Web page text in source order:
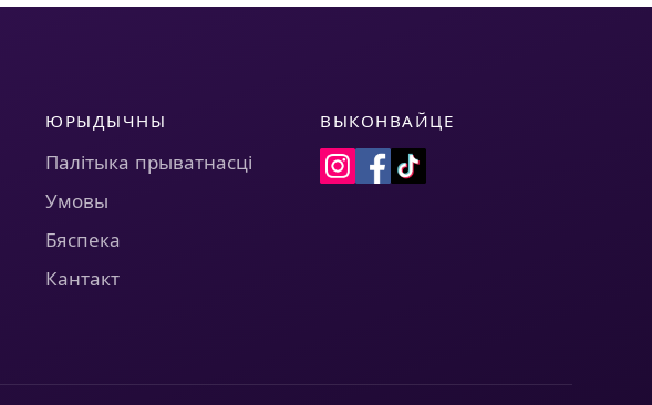
ЮРЫДЫЧНЫ
Палітыка прыватнасці
Умовы
Бяспека
Кантакт
ВЫКОНВАЙЦЕ